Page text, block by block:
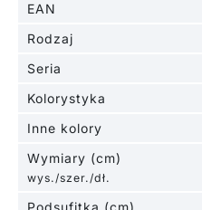
EAN
Rodzaj
Seria
Kolorystyka
Inne kolory
Wymiary (cm)
wys./szer./dł.
Podsufitka (cm)